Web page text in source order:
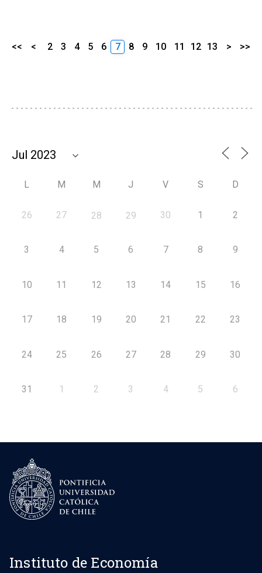
<< < 2 3 4 5 6 7 8 9 10 11 12 13 > >>
L M M J V S D
26 27 28 29 30 1 2
3 4 5 6 7 8 9
10 11 12 13 14 15 16
17 18 19 20 21 22 23
24 25 26 27 28 29 30
31 1 2 3 4 5 6
Instituto de Economía